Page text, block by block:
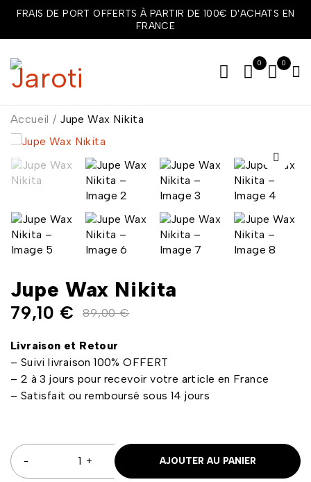
FRAIS DE PORT OFFERTS À PARTIR DE 100€ D'ACHATS EN
FRANCE
0 0
Accueil / Jupe Wax Nikita
Jupe Wax Nikita
89,00€
79,10 €
Livraison et Retour
– Suivi livraison 100% OFFERT
– 2 à 3 jours pour recevoir votre article en France
– Satisfait ou remboursé sous 14 jours
AJOUTER AU PANIER